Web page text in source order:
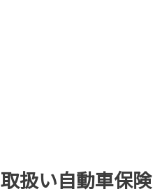
取扱い自動車保険